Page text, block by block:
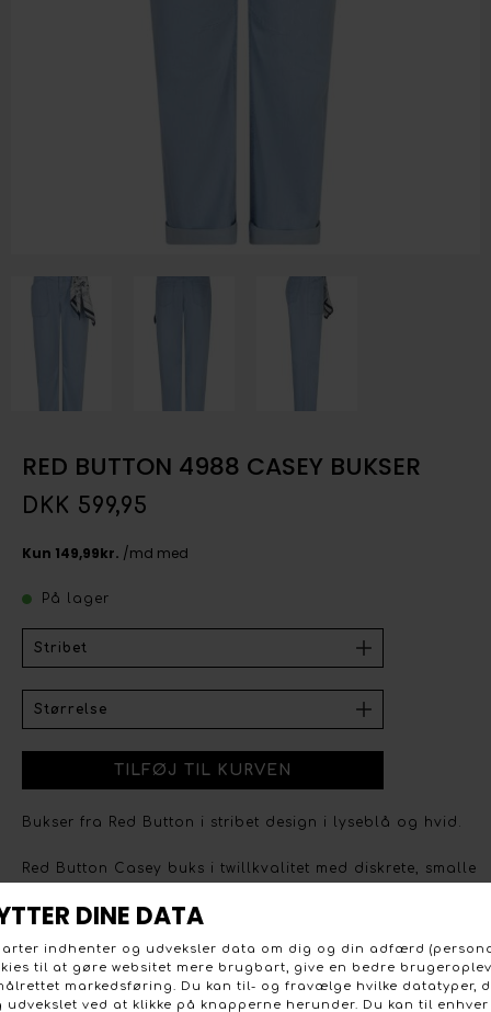
RED BUTTON 4988 CASEY BUKSER
DKK 599,95
På lager
Bukser fra Red Button i stribet design i lyseblå og hvid.
Red Button Casey buks i twillkvalitet med diskrete, smalle
påsatte lommer foran og bagpå, en let loose fit og høj
smart bandana-tørklæde medfølger og kan bruges i
taljen eller som accessorie for et blødt, sammensat look.